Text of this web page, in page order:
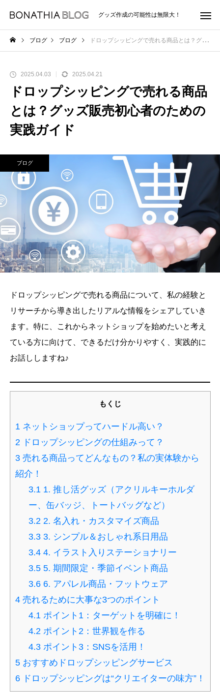
グッズ作成の可能性は無限大！
ブログ ブログ ドロップシッピングで売れる商品とは？グッズ販売初心者のための実践ガイド
2025.04.03 2025.04.21
ドロップシッピングで売れる商品
とは？グッズ販売初心者のための
実践ガイド
ブログ
ドロップシッピングで売れる商品について、私の経験と
リサーチから導き出したリアルな情報をシェアしていき
ます。特に、これからネットショップを始めたいと考え
ている方に向けて、できるだけ分かりやすく、実践的に
お話ししますね♪
もくじ
1 ネットショップってハードル高い？
2 ドロップシッピングの仕組みって？
3 売れる商品ってどんなもの？私の実体験から
紹介！
3.1 1. 推し活グッズ（アクリルキーホルダ
ー、缶バッジ、トートバッグなど）
3.2 2. 名入れ・カスタマイズ商品
3.3 3. シンプル＆おしゃれ系日用品
3.4 4. イラスト入りステーショナリー
3.5 5. 期間限定・季節イベント商品
3.6 6. アパレル商品・フットウェア
4 売れるために大事な3つのポイント
4.1 ポイント1：ターゲットを明確に！
4.2 ポイント2：世界観を作る
4.3 ポイント3：SNSを活用！
5 おすすめドロップシッピングサービス
6 ドロップシッピングは“クリエイターの味方”！